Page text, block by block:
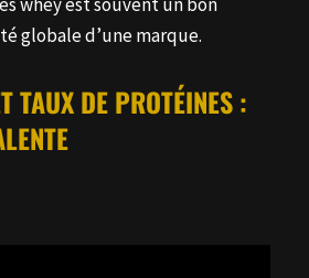
globale d’une marque.
TAUX DE PROTÉINES :